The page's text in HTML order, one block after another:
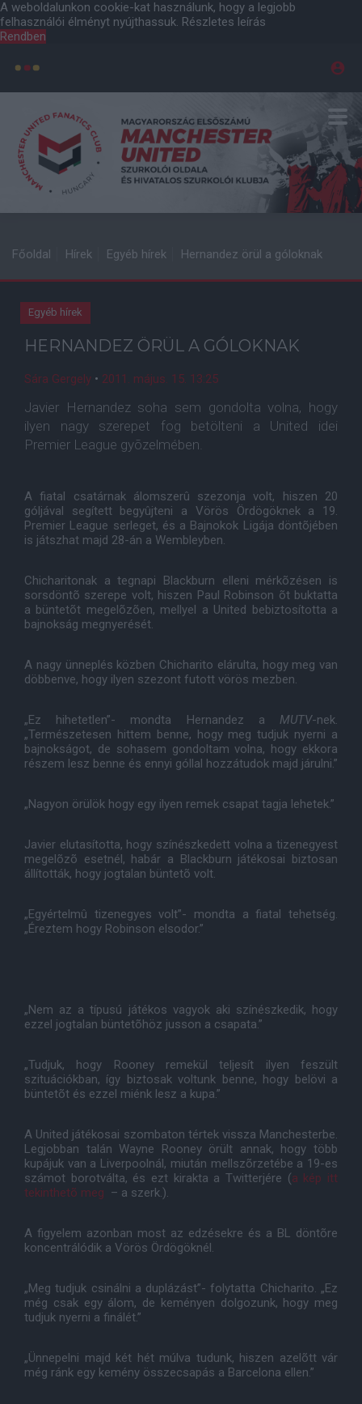
A weboldalunkon cookie-kat használunk, hogy a legjobb
felhasználói élményt nyújthassuk. Részletes leírás
Rendben
Főoldal Hírek Egyéb hírek Hernandez örül a góloknak
Egyéb hírek
HERNANDEZ ÖRÜL A GÓLOKNAK
Sára Gergely • 2011. május. 15. 13:25
Javier Hernandez soha sem gondolta volna, hogy
ilyen nagy szerepet fog betölteni a United idei
Premier League gyõzelmében.
A fiatal csatárnak álomszerû szezonja volt, hiszen 20
góljával segített begyûjteni a Vörös Ördögöknek a 19.
Premier League serleget, és a Bajnokok Ligája döntõjében
is játszhat majd 28-án a Wembleyben.
Chicharitonak a tegnapi Blackburn elleni mérkõzésen is
sorsdöntõ szerepe volt, hiszen Paul Robinson õt buktatta
a büntetõt megelõzõen, mellyel a United bebiztosította a
bajnokság megnyerését.
A nagy ünneplés közben Chicharito elárulta, hogy meg van
döbbenve, hogy ilyen szezont futott vörös mezben.
„Ez hihetetlen”- mondta Hernandez a MUTV-nek.
„Természetesen hittem benne, hogy meg tudjuk nyerni a
bajnokságot, de sohasem gondoltam volna, hogy ekkora
részem lesz benne és ennyi góllal hozzátudok majd járulni.”
„Nagyon örülök hogy egy ilyen remek csapat tagja lehetek.”
Javier elutasította, hogy színészkedett volna a tizenegyest
megelõzõ esetnél, habár a Blackburn játékosai biztosan
állították, hogy jogtalan büntetõ volt.
„Egyértelmû tizenegyes volt”- mondta a fiatal tehetség.
„Éreztem hogy Robinson elsodor.”
„Nem az a típusú játékos vagyok aki színészkedik, hogy
ezzel jogtalan büntetõhöz jusson a csapata.”
„Tudjuk, hogy Rooney remekül teljesít ilyen feszült
szituációkban, így biztosak voltunk benne, hogy belövi a
büntetõt és ezzel miénk lesz a kupa.”
A United játékosai szombaton tértek vissza Manchesterbe.
Legjobban talán Wayne Rooney örült annak, hogy több
kupájuk van a Liverpoolnál, miután mellszõrzetébe a 19-es
számot borotválta, és ezt kirakta a Twitterjére (a kép itt
tekinthetõ meg – a szerk.).
A figyelem azonban most az edzésekre és a BL döntõre
koncentrálódik a Vörös Ördögöknél.
„Meg tudjuk csinálni a duplázást”- folytatta Chicharito. „Ez
még csak egy álom, de keményen dolgozunk, hogy meg
tudjuk nyerni a finálét.”
„Ünnepelni majd két hét múlva tudunk, hiszen azelõtt vár
még ránk egy kemény összecsapás a Barcelona ellen.”